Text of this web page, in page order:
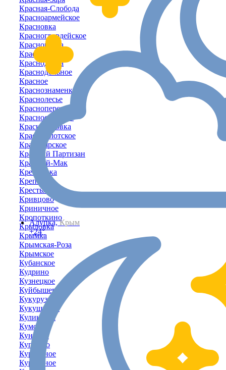
Алупка,Крым
+24°
Красная-Слобода
Красноармейское
Красновка
Красногвардейское
Красногорка
Красногорское
Краснодарка
Краснодольное
Красное
Краснознаменка
Краснолесье
Красноперекопск
Красносельское
Красносёловка
Краснофлотское
Красноярское
Красный Партизан
Красный-Мак
Кремневка
Крепкое
Крестьяновка
Кривцово
Криничное
Кропоткино
Крыловка
Крымка
Крымская-Роза
Крымское
Кубанское
Кудрино
Кузнецкое
Куйбышево
Кукурузное
Кукушкино
Куликовка
Кумово
Кунцево
Куприно
Курганное
Курортное